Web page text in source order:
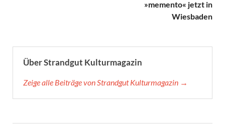
»memento« jetzt in
Wiesbaden
Über Strandgut Kulturmagazin
Zeige alle Beiträge von Strandgut Kulturmagazin →